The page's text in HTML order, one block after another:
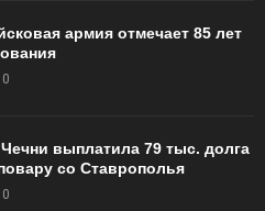
армия отмечает 85 лет
0
выплатила 79 тыс. долга
со Ставрополья
0